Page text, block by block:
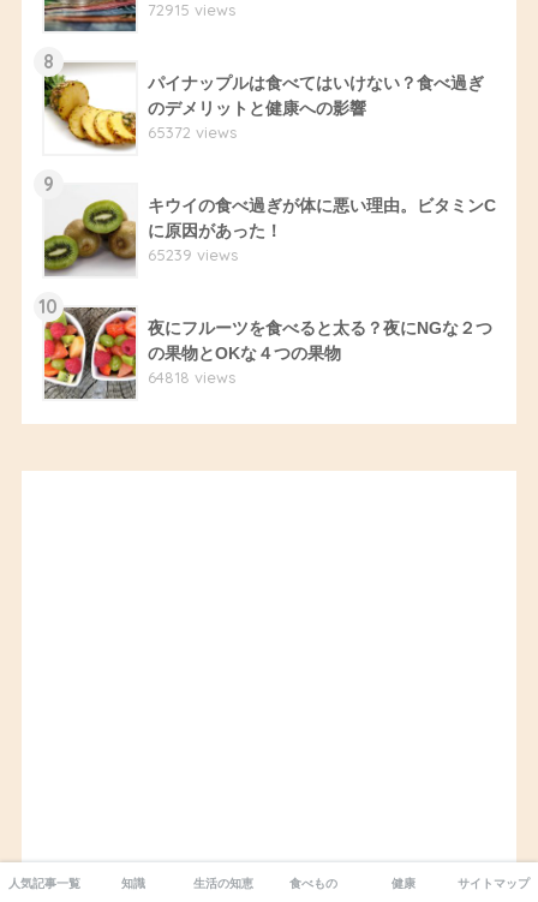
72915 views
8
パイナップルは食べてはいけない？食べ過ぎ
のデメリットと健康への影響
65372 views
9
キウイの食べ過ぎが体に悪い理由。ビタミンC
に原因があった！
65239 views
10
夜にフルーツを食べると太る？夜にNGな２つ
の果物とOKな４つの果物
64818 views
人気記事一覧 知識 生活の知恵 食べもの 健康 サイトマップ